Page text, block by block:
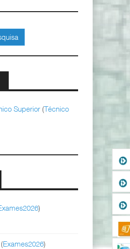
Superior (Técnico
)
(Exames2026)